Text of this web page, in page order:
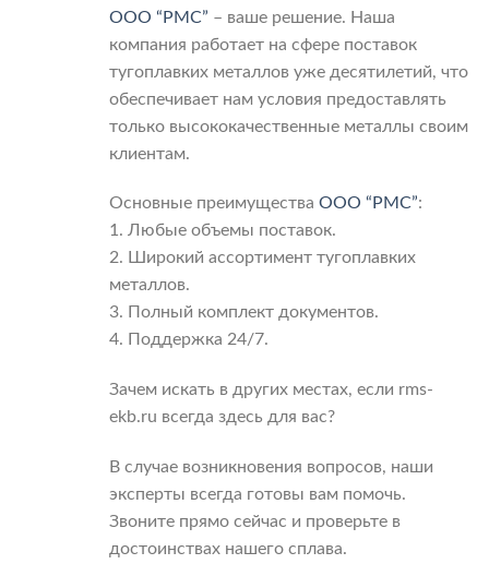
ООО “РМС” – ваше решение. Наша
компания работает на сфере поставок
тугоплавких металлов уже десятилетий, что
обеспечивает нам условия предоставлять
только высококачественные металлы своим
клиентам.
Основные преимущества ООО “РМС”:
1. Любые объемы поставок.
2. Широкий ассортимент тугоплавких
металлов.
3. Полный комплект документов.
4. Поддержка 24/7.
Зачем искать в других местах, если rms-
ekb.ru всегда здесь для вас?
В случае возникновения вопросов, наши
эксперты всегда готовы вам помочь.
Звоните прямо сейчас и проверьте в
достоинствах нашего сплава.